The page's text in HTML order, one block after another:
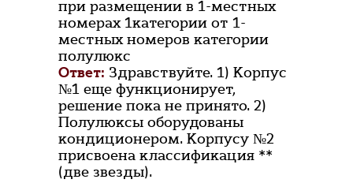
при размещении в 1-местных
номерах 1категории от 1-
местных номеров категории
полулюкс
Ответ: Здравствуйте. 1) Корпус
№1 еще функционирует,
решение пока не принято. 2)
Полулюксы оборудованы
кондиционером. Корпусу №2
присвоена классификация **
(две звезды).